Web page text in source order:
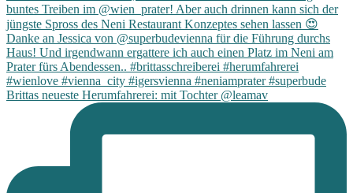
Brittas neueste Herumfahrerei: mit Tochter @leamav